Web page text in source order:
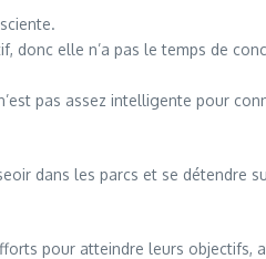
donc elle n’a pas le temps de
pas assez intelligente pour
dans les parcs et se détendre
pour atteindre leurs objectifs,